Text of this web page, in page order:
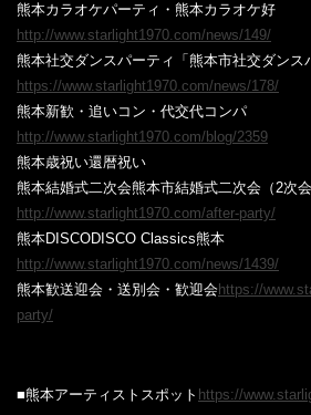
熊本カラオケパーティ・熊本カラオケ好
http://www.starlight1970.com/news/149/
熊本社交ダンスパーティ「熊本市社交ダンス
https://www.starlight1970.com/news/178/
熊本新歓・追いコン・代交代コンパ
http://www.starlight1970.com/blog/2359
熊本歳祝い還暦祝い
熊本結婚式二次会熊本市結婚式二次会（2次会
http://www.starlight1970.com/after-party/
熊本DISCODISCO Classics熊本
http://www.starlight1970.com/news/1439/
熊本歓送迎会・送別会・歓迎会https://
party/
■熊本アーティストスポット https://